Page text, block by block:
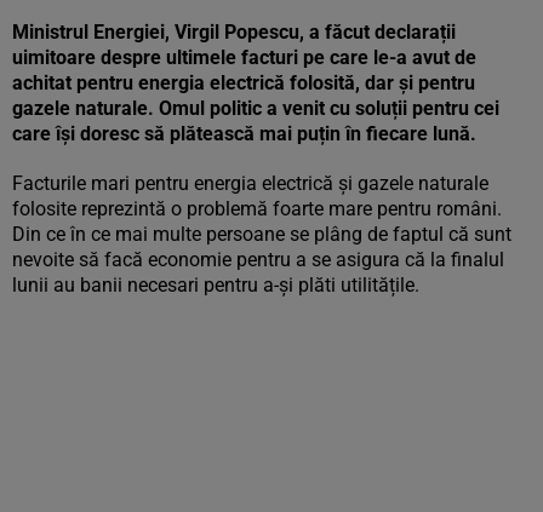
Ministrul Energiei, Virgil Popescu, a făcut declarații
uimitoare despre ultimele facturi pe care le-a avut de
achitat pentru energia electrică folosită, dar și pentru
gazele naturale. Omul politic a venit cu soluții pentru cei
care își doresc să plătească mai puțin în fiecare lună.
Facturile mari pentru energia electrică și gazele naturale
folosite reprezintă o problemă foarte mare pentru români.
Din ce în ce mai multe persoane se plâng de faptul că sunt
nevoite să facă economie pentru a se asigura că la finalul
lunii au banii necesari pentru a-și plăti utilitățile.